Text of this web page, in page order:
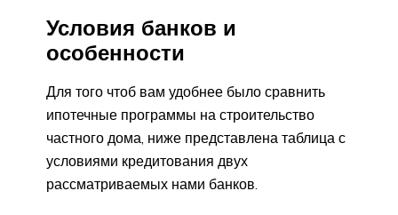
Условия банков и
особенности
Для того чтоб вам удобнее было сравнить
ипотечные программы на строительство
частного дома, ниже представлена таблица с
условиями кредитования двух
рассматриваемых нами банков.